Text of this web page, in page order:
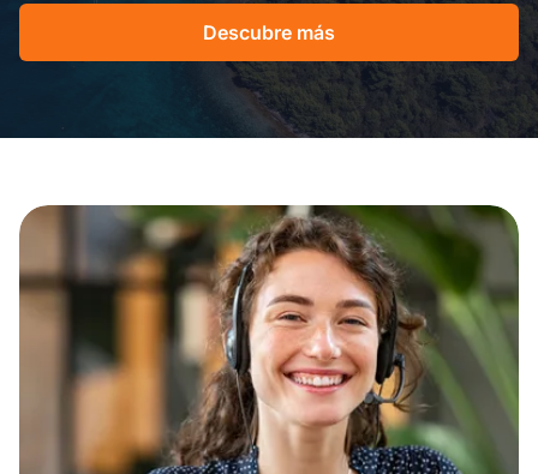
Descubre más